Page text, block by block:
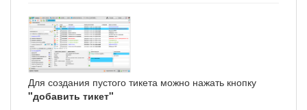
Для создания пустого тикета можно нажать кнопку
"добавить тикет"